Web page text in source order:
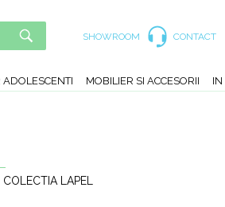
CONTACT
SHOWROOM
ADOLESCENTI MOBILIER SI ACCESORII IN
COLECTIA LAPEL